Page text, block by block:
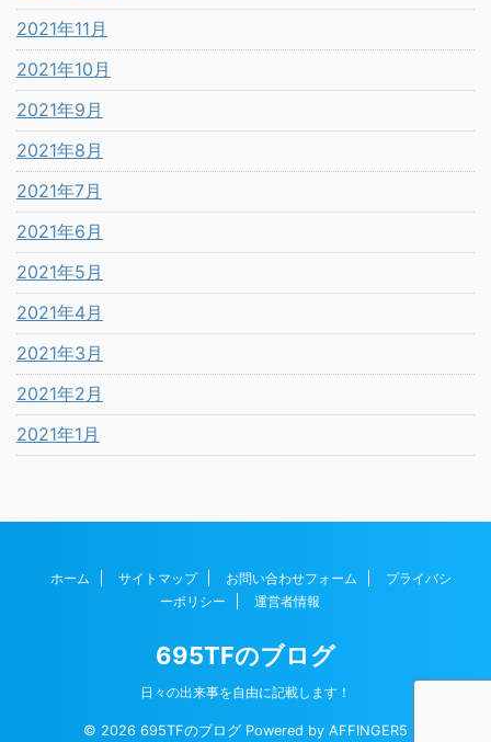
2021年11月
2021年10月
2021年9月
2021年8月
2021年7月
2021年6月
2021年5月
2021年4月
2021年3月
2021年2月
2021年1月
ホーム サイトマップ お問い合わせフォーム
プライバシ
ーポリシー
運営者情報
695TFのブログ
日々の出来事を自由に記載します！
© 2026 695TFのブログ Powered by AFFINGER5